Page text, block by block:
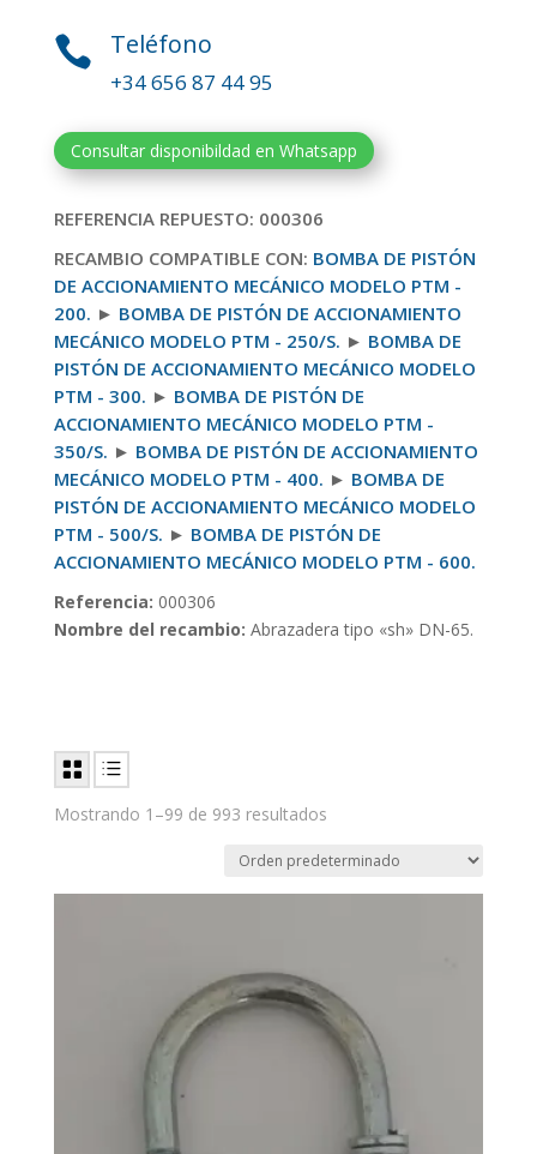
65.
cantidad
 Teléfono
+34 656 87 44 95
Consultar disponibildad en Whatsapp
REFERENCIA REPUESTO: 000306
RECAMBIO COMPATIBLE CON: BOMBA DE PISTÓN
DE ACCIONAMIENTO MECÁNICO MODELO PTM -
200. ► BOMBA DE PISTÓN DE ACCIONAMIENTO
MECÁNICO MODELO PTM - 250/S. ► BOMBA DE
PISTÓN DE ACCIONAMIENTO MECÁNICO MODELO
PTM - 300. ► BOMBA DE PISTÓN DE
ACCIONAMIENTO MECÁNICO MODELO PTM -
350/S. ► BOMBA DE PISTÓN DE ACCIONAMIENTO
MECÁNICO MODELO PTM - 400. ► BOMBA DE
PISTÓN DE ACCIONAMIENTO MECÁNICO MODELO
PTM - 500/S. ► BOMBA DE PISTÓN DE
ACCIONAMIENTO MECÁNICO MODELO PTM - 600.
Referencia: 000306
Nombre del recambio: Abrazadera tipo «sh» DN-65.
Mostrando 1–99 de 993 resultados